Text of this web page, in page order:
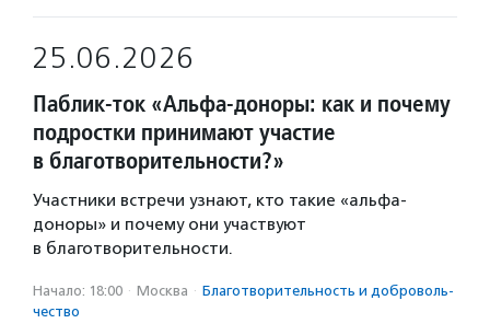
25.06.2026
Паблик-ток «Альфа-доноры: как и почему
подростки принимают участие
в благотворительности?»
Участники встречи узнают, кто такие «альфа-
доноры» и почему они участвуют
в благотворительности.
Начало: 18:00 · Москва · Благотвори­тель­ность и доброволь­
чест­во